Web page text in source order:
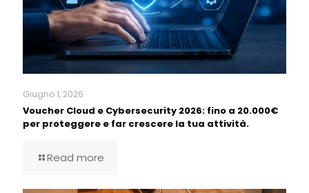
Giugno 1, 2026
Voucher Cloud e Cybersecurity 2026: fino a 20.000€
per proteggere e far crescere la tua attività.
Read more